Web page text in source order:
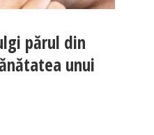
părul din
unui